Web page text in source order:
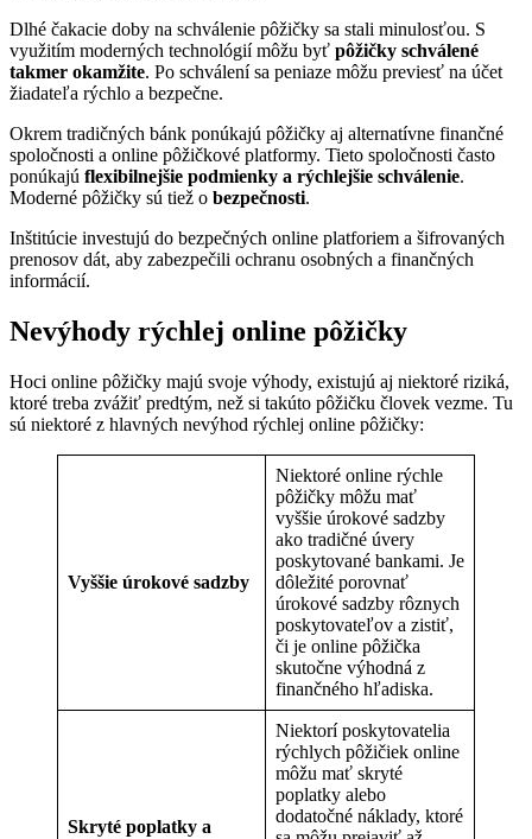
Dlhé čakacie doby na schválenie pôžičky sa stali minulosťou. S
využitím moderných technológií môžu byť pôžičky schválené
takmer okamžite. Po schválení sa peniaze môžu previesť na účet
žiadateľa rýchlo a bezpečne.
Okrem tradičných bánk ponúkajú pôžičky aj alternatívne finančné
spoločnosti a online pôžičkové platformy. Tieto spoločnosti často
ponúkajú flexibilnejšie podmienky a rýchlejšie schválenie.
Moderné pôžičky sú tiež o bezpečnosti.
Inštitúcie investujú do bezpečných online platforiem a šifrovaných
prenosov dát, aby zabezpečili ochranu osobných a finančných
informácií.
Nevýhody rýchlej online pôžičky
Hoci online pôžičky majú svoje výhody, existujú aj niektoré riziká,
ktoré treba zvážiť predtým, než si takúto pôžičku človek vezme. Tu
sú niektoré z hlavných nevýhod rýchlej online pôžičky:
Vyššie úrokové sadzby
Niektoré online rýchle
pôžičky môžu mať
vyššie úrokové sadzby
ako tradičné úvery
poskytované bankami. Je
dôležité porovnať
úrokové sadzby rôznych
poskytovateľov a zistiť,
či je online pôžička
skutočne výhodná z
finančného hľadiska.
Skryté poplatky a
Niektorí poskytovatelia
rýchlych pôžičiek online
môžu mať skryté
poplatky alebo
dodatočné náklady, ktoré